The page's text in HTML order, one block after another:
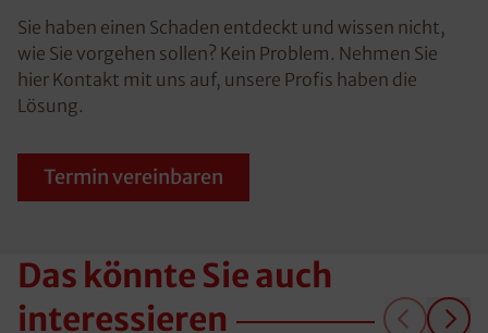
Sie haben einen Schaden entdeckt und wissen nicht,
wie Sie vorgehen sollen? Kein Problem. Nehmen Sie
hier Kontakt mit uns auf, unsere Profis haben die
Lösung.
Termin vereinbaren
Das könnte Sie auch
interessieren